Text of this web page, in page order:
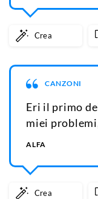
Crea
CANZONI
Eri il primo
miei
ALFA
Crea